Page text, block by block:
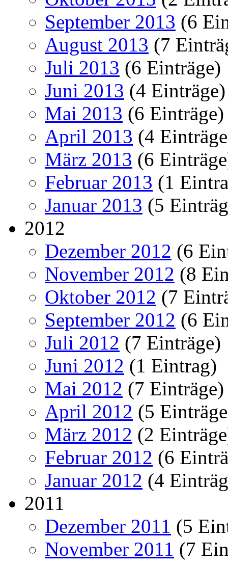
September 2013 (6
August 2013 (7
Juli 2013 (6 Einträge)
Juni 2013 (4 Einträge)
Mai 2013 (6 Einträge)
April 2013 (4
März 2013 (6
Februar 2013 (1
Januar 2013 (5
2012
Dezember 2012 (6
November 2012 (8
Oktober 2012 (7
September 2012 (6
Juli 2012 (7 Einträge)
Juni 2012 (1 Eintrag)
Mai 2012 (7 Einträge)
April 2012 (5
März 2012 (2
Februar 2012 (6
Januar 2012 (4
2011
Dezember 2011 (5
November 2011 (7